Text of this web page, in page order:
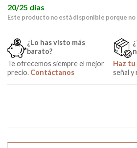
20/25 días
Este producto no está disponible porque
¿Lo has visto más
barato?
Te ofrecemos siempre el mejor
precio. Contáctanos
Haz tu
señal y